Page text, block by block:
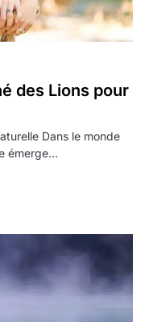
des Lions pour
Dans le monde
émerge…